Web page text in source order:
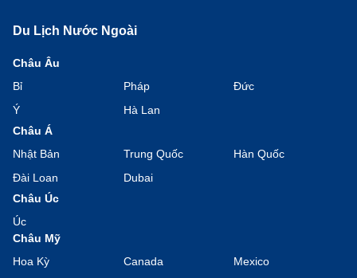
Du Lịch Nước Ngoài
Châu Âu
Bỉ
Pháp
Đức
Ý
Hà Lan
Châu Á
Nhật Bản
Trung Quốc
Hàn Quốc
Đài Loan
Dubai
Châu Úc
Úc
Châu Mỹ
Hoa Kỳ
Canada
Mexico